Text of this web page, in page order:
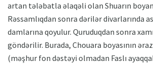
artan tələbatla əlaqəli olan Shuarın
Rəssamlıqdan sonra dərilər divarlarında
damlarına qoyulur. Quruduqdan sonra
göndərilir. Burada, Chouara boyasının
(məşhur fon dəstəyi olmadan Faslı